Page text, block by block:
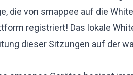
die von smappee auf die
registriert! Das lokale
dieser Sitzungen auf der